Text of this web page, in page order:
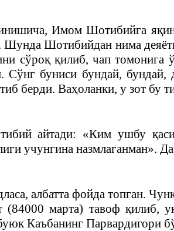
Имом Шотибийга яқин
Шотибийдан нима
сўроқ қилиб, чап томонига
Сўнг буниси бундай, бундай,
берди. Ваҳоланки, у зот бу
айтади: «Ким ушбу
учунгина назмлаганман».
албатта фойда топган.
(84000 марта) тавоф қилиб,
Каъбанинг Парвардигори